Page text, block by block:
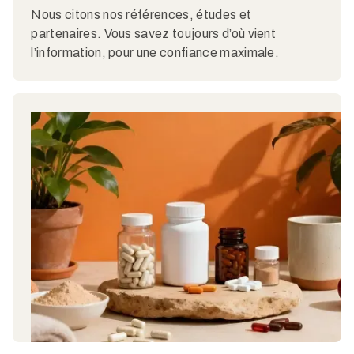
Nous citons nos références, études et
partenaires. Vous savez toujours d’où vient
l’information, pour une confiance maximale.